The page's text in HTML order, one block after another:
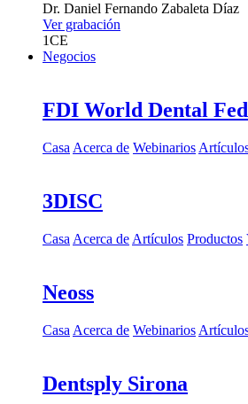
Dr. Daniel Fernando Zabaleta Díaz
Ver grabación
1CE
Negocios
FDI World Dental
Casa Acerca de Webinarios
3DISC
Casa Acerca de Artículos Productos
Neoss
Casa Acerca de Webinarios
Dentsply Sirona